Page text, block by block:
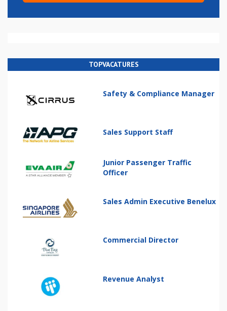
TOPVACATURES
Safety & Compliance Manager
Sales Support Staff
Junior Passenger Traffic
Officer
Sales Admin Executive Benelux
Commercial Director
Revenue Analyst